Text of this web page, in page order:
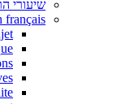
שיעורי
français